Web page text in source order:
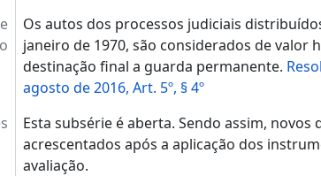
Os autos dos processos judiciais
janeiro de 1970, são considerados de valor
destinação final a guarda permanente.
agosto de 2016, Art. 5º, § 4º
Esta subsérie é aberta. Sendo assim,
acrescentados após a aplicação dos
avaliação.